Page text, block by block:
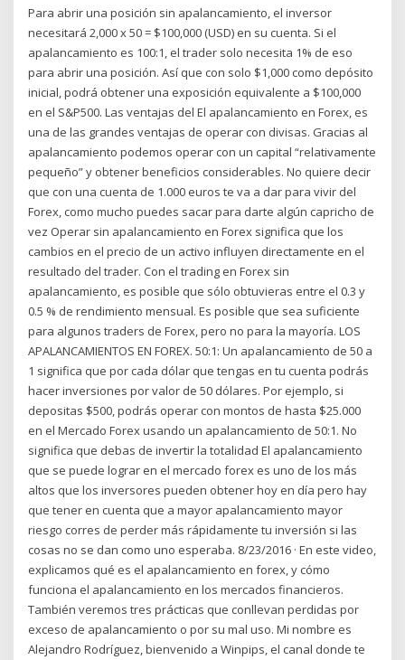
Para abrir una posición sin apalancamiento, el inversor
necesitará 2,000 x 50 = $100,000 (USD) en su cuenta. Si el
apalancamiento es 100:1, el trader solo necesita 1% de eso
para abrir una posición. Así que con solo $1,000 como depósito
inicial, podrá obtener una exposición equivalente a $100,000
en el S&P500. Las ventajas del El apalancamiento en Forex, es
una de las grandes ventajas de operar con divisas. Gracias al
apalancamiento podemos operar con un capital “relativamente
pequeño” y obtener beneficios considerables. No quiere decir
que con una cuenta de 1.000 euros te va a dar para vivir del
Forex, como mucho puedes sacar para darte algún capricho de
vez Operar sin apalancamiento en Forex significa que los
cambios en el precio de un activo influyen directamente en el
resultado del trader. Con el trading en Forex sin
apalancamiento, es posible que sólo obtuvieras entre el 0.3 y
0.5 % de rendimiento mensual. Es posible que sea suficiente
para algunos traders de Forex, pero no para la mayoría. LOS
APALANCAMIENTOS EN FOREX. 50:1: Un apalancamiento de 50 a
1 significa que por cada dólar que tengas en tu cuenta podrás
hacer inversiones por valor de 50 dólares. Por ejemplo, si
depositas $500, podrás operar con montos de hasta $25.000
en el Mercado Forex usando un apalancamiento de 50:1. No
significa que debas de invertir la totalidad El apalancamiento
que se puede lograr en el mercado forex es uno de los más
altos que los inversores pueden obtener hoy en día pero hay
que tener en cuenta que a mayor apalancamiento mayor
riesgo corres de perder más rápidamente tu inversión si las
cosas no se dan como uno esperaba. 8/23/2016 · En este video,
explicamos qué es el apalancamiento en forex, y cómo
funciona el apalancamiento en los mercados financieros.
También veremos tres prácticas que conllevan perdidas por
exceso de apalancamiento o por su mal uso. Mi nombre es
Alejandro Rodríguez, bienvenido a Winpips, el canal donde te